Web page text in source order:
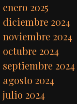
enero 2025
diciembre 2024
noviembre 2024
octubre 2024
septiembre 2024
agosto 2024
julio 2024